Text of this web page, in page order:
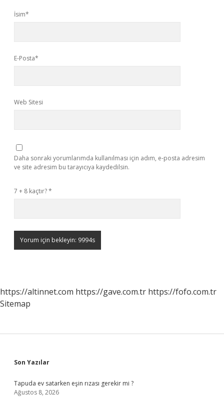
İsim*
E-Posta*
Web Sitesi
Daha sonraki yorumlarımda kullanılması için adım, e-posta adresim
ve site adresim bu tarayıcıya kaydedilsin.
7 + 8 kaçtır?*
https://altinnet.com https://gave.com.tr https://fofo.com.tr
Sitemap
Sidebar
Son Yazılar
Tapuda ev satarken eşin rızası gerekir mi ?
Ağustos 8, 2026